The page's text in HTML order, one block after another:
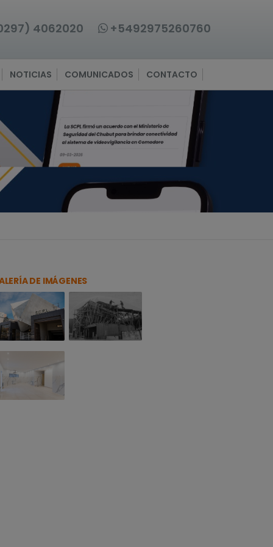
4062020 +5492975260760
NOTICIAS COMUNICADOS CONTACTO
DE IMÁGENES